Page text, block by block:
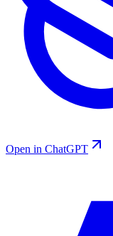
Open in ChatGPT